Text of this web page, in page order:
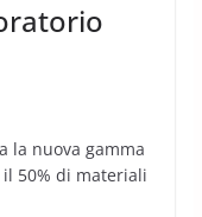
la nuova gamma
50% di materiali